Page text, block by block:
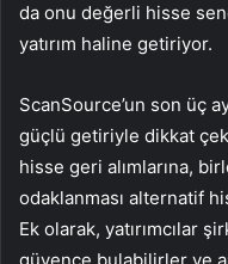
da onu değerli hisse
yatırım haline getiriyor.
ScanSource’un son üç
güçlü getiriyle dikkat
hisse geri alımlarına,
odaklanması alternatif
Ek olarak, yatırımcılar